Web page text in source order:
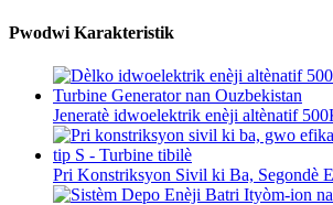
Pwodwi Karakteristik
Jeneratè idwoelektrik enèji altènatif
Pri Konstriksyon Sivil ki Ba, Segondè